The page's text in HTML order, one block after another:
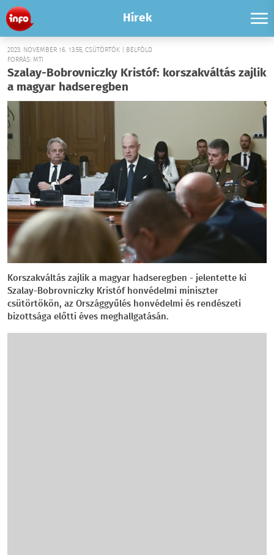
Hírek
2023. NOVEMBER 16. 13:55, CSÜTÖRTÖK | BELFÖLD
FORRÁS: MTI
Szalay-Bobrovniczky Kristóf: korszakváltás zajlik
a magyar hadseregben
Korszakváltás zajlik a magyar hadseregben - jelentette ki
Szalay-Bobrovniczky Kristóf honvédelmi miniszter
csütörtökön, az Országgyűlés honvédelmi és rendészeti
bizottsága előtti éves meghallgatásán.